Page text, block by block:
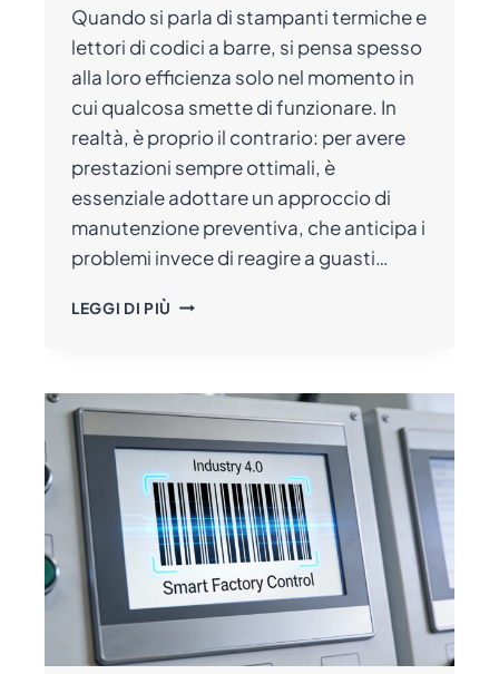
Quando si parla di stampanti termiche e
lettori di codici a barre, si pensa spesso
alla loro efficienza solo nel momento in
cui qualcosa smette di funzionare. In
realtà, è proprio il contrario: per avere
prestazioni sempre ottimali, è
essenziale adottare un approccio di
manutenzione preventiva, che anticipa i
problemi invece di reagire a guasti…
LEGGI DI PIÙ MANUTENZIONE
E
LETTORI
BARCODE:
GUIDA
PRATICA
PER
IL
TUO
PUNTO
VENDITA